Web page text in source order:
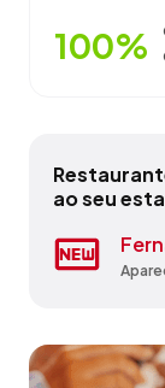
100%
ao seu
O
Tô